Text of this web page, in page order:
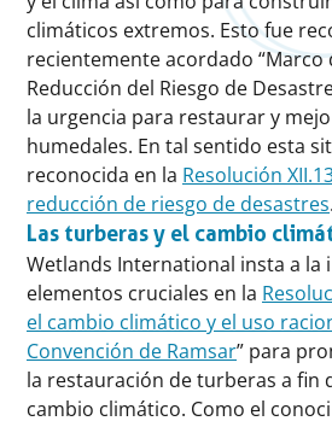
climáticos extremos. Esto fue
recientemente acordado “Marco
Reducción del Riesgo de
la urgencia para restaurar y
humedales. En tal sentido esta
reconocida en la Resolución
reducción de riesgo de desastres
Las turberas y el cambio
Wetlands International insta a la
elementos cruciales en la
el cambio climático y el uso
Convención de Ramsar” para
la restauración de turberas a fin
cambio climático. Como el